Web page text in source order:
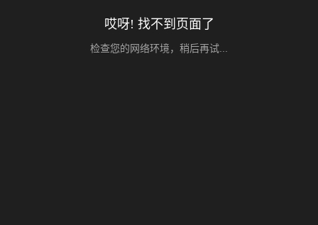
哎呀! 找不到页面了
检查您的网络环境，稍后再试...